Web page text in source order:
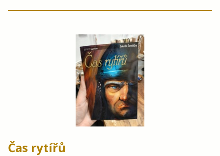
Čas rytířů